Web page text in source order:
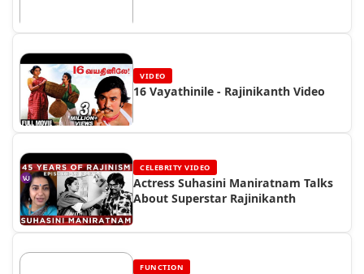
VIDEO
16 Vayathinile - Rajinikanth Video
CELEBRITY VIDEO
Actress Suhasini Maniratnam Talks
About Superstar Rajinikanth
FUNCTION